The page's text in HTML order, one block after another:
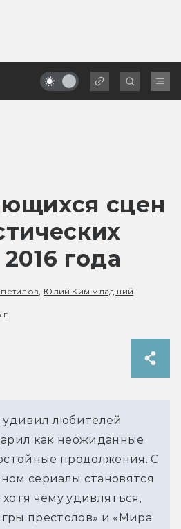
сцен
года
Юлий Ким младший
удивил любителей
как неожиданные
продолжения. С
сериалы становятся
чему удивляться,
престолов» и «Мира